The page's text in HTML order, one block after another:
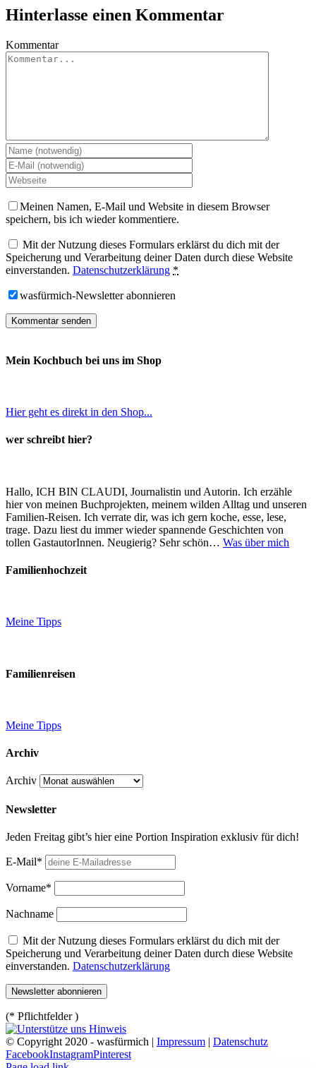
Hinterlasse einen Kommentar
Kommentar
Meinen Namen, E-Mail und Website in diesem Browser
speichern, bis ich wieder kommentiere.
Mit der Nutzung dieses Formulars erklärst du dich mit der
Speicherung und Verarbeitung deiner Daten durch diese Website
einverstanden. Datenschutzerklärung *
wasfürmich-Newsletter abonnieren
Mein Kochbuch bei uns im Shop
Hier geht es direkt in den Shop...
wer schreibt hier?
Hallo, ICH BIN CLAUDI, Journalistin und Autorin. Ich erzähle
hier von meinen Buchprojekten, meinem wilden Alltag und unseren
Familien-Reisen. Ich verrate dir, was ich gern koche, esse, lese,
trage. Dazu liest du immer wieder spannende Geschichten von
tollen GastautorInnen. Neugierig? Sehr schön… Was über mich
Familienhochzeit
Meine Tipps
Familienreisen
Meine Tipps
Archiv
Archiv
Newsletter
Jeden Freitag gibt’s hier eine Portion Inspiration exklusiv für dich!
E-Mail*
Vorname*
Nachname
Mit der Nutzung dieses Formulars erklärst du dich mit der
Speicherung und Verarbeitung deiner Daten durch diese Website
einverstanden. Datenschutzerklärung
(* Pflichtfelder )
© Copyright 2020 - wasfürmich | Impressum | Datenschutz
FacebookInstagramPinterest